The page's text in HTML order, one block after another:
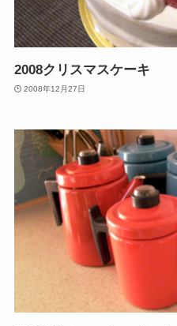
2008クリスマスケーキ
2008年12月27日